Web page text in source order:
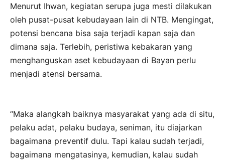
Menurut Ihwan, kegiatan serupa juga mesti dilakukan
oleh pusat-pusat kebudayaan lain di NTB. Mengingat,
potensi bencana bisa saja terjadi kapan saja dan
dimana saja. Terlebih, peristiwa kebakaran yang
menghanguskan aset kebudayaan di Bayan perlu
menjadi atensi bersama.
“Maka alangkah baiknya masyarakat yang ada di situ,
pelaku adat, pelaku budaya, seniman, itu diajarkan
bagaimana preventif dulu. Tapi kalau sudah terjadi,
bagaimana mengatasinya, kemudian, kalau sudah